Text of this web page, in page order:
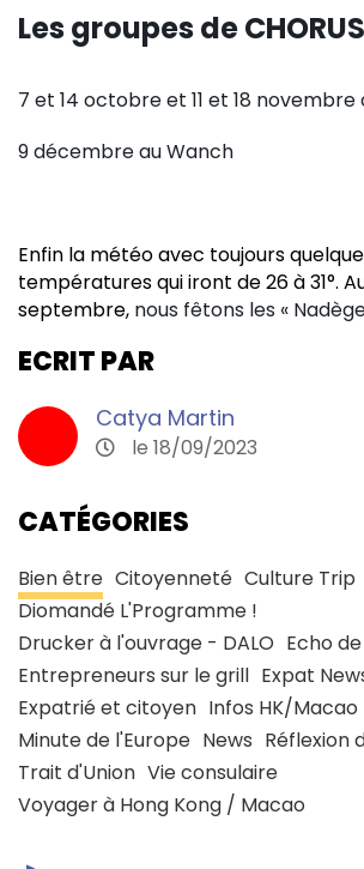
Les groupes de
7 et 14 octobre et 11 et 18
9 décembre au Wanch
Enfin la météo avec toujours
températures qui iront de 26 à 31°.
septembre, nous fêtons les «
ECRIT PAR
Catya Martin
le 18/09/2023
CATÉGORIES
Bien être Citoyenneté Culture Trip
Diomandé L'Programme !
Drucker à l'ouvrage - DALO Echo
Entrepreneurs sur le grill Expat
Expatrié et citoyen Infos HK/Macao
Minute de l'Europe News Réflexion
Trait d'Union Vie consulaire
Voyager à Hong Kong / Macao